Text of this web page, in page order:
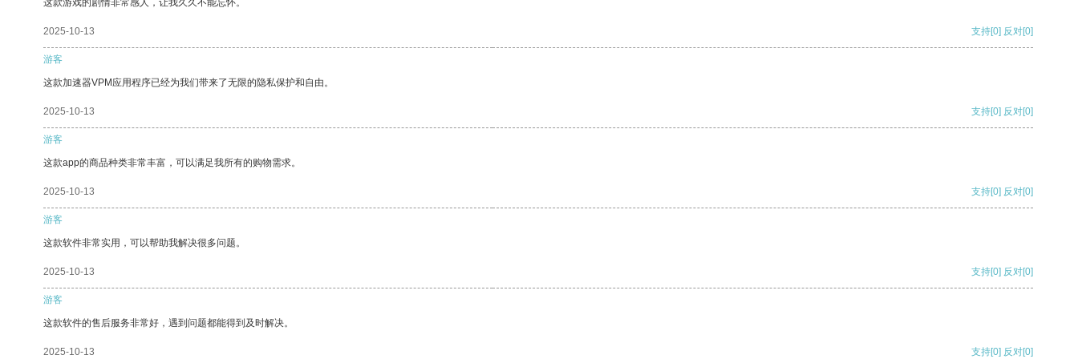
这款游戏的剧情非常感人，让我久久不能忘怀。
2025-10-13 支持[0] 反对[0]
游客
这款加速器VPM应用程序已经为我们带来了无限的隐私保护和自由。
2025-10-13 支持[0] 反对[0]
游客
这款app的商品种类非常丰富，可以满足我所有的购物需求。
2025-10-13 支持[0] 反对[0]
游客
这款软件非常实用，可以帮助我解决很多问题。
2025-10-13 支持[0] 反对[0]
游客
这款软件的售后服务非常好，遇到问题都能得到及时解决。
2025-10-13 支持[0] 反对[0]